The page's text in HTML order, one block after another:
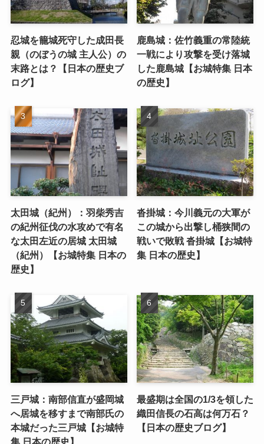
忍城を籠城死守した成田長
親（のぼうの城 主人公）の
末路とは？【日本の歴史ブ
ログ】
鹿島城：佐竹義重の常陸統
一戦により攻撃を受け落城
した鹿島城【お城特集 日本
の歴史】
太田城（紀州）：羽柴秀吉
の紀州征伐の水攻めで有名
な太田左近の居城 太田城
（紀州）【お城特集 日本の
歴史】
沓掛城：今川義元の大軍が
この城から出撃し桶狭間の
戦いで敗戦 沓掛城【お城特
集 日本の歴史】
三戸城：南部信直が盛岡城
へ居城を移すまで南部氏の
本城だった三戸城【お城特
集 日本の歴史】
最盛期は全国の1/3を領した
織田信長の石高は何万石？
【日本の歴史ブログ】